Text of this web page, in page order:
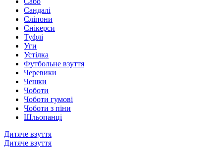
Сандалі
Сліпони
Снікерси
Туфлі
Уги
Устілка
Футбольне взуття
Черевики
Чешки
Чоботи
Чоботи гумові
Чоботи з піни
Шльопанці
Дитяче взуття
Дитяче взуття